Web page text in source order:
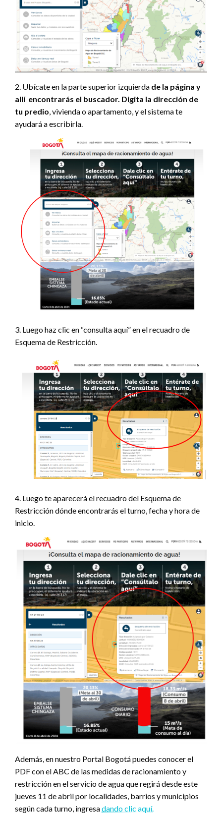
2. Ubícate en la parte superior izquierda de la página y
allí encontrarás el buscador. Digita la dirección de
tu predio, vivienda o apartamento, y el sistema te
ayudará a escribirla.
3. Luego haz clic en “consulta aquí” en el recuadro de
Esquema de Restricción.
4. Luego te aparecerá el recuadro del Esquema de
Restricción dónde encontrarás el turno, fecha y hora de
inicio.
Además, en nuestro Portal Bogotá puedes conocer el
PDF con el ABC de las medidas de racionamiento y
restricción en el servicio de agua que regirá desde este
jueves 11 de abril por localidades, barrios y municipios
según cada turno, ingresadando clic aquí.